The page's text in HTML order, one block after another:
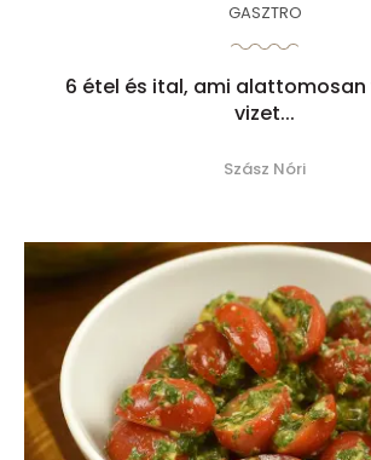
GASZTRO
6 étel és ital, ami alattomosan
vizet...
Szász Nóri